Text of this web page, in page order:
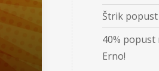
Štrik
40% popust
Erno!